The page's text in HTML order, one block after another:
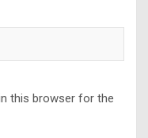
this browser for the